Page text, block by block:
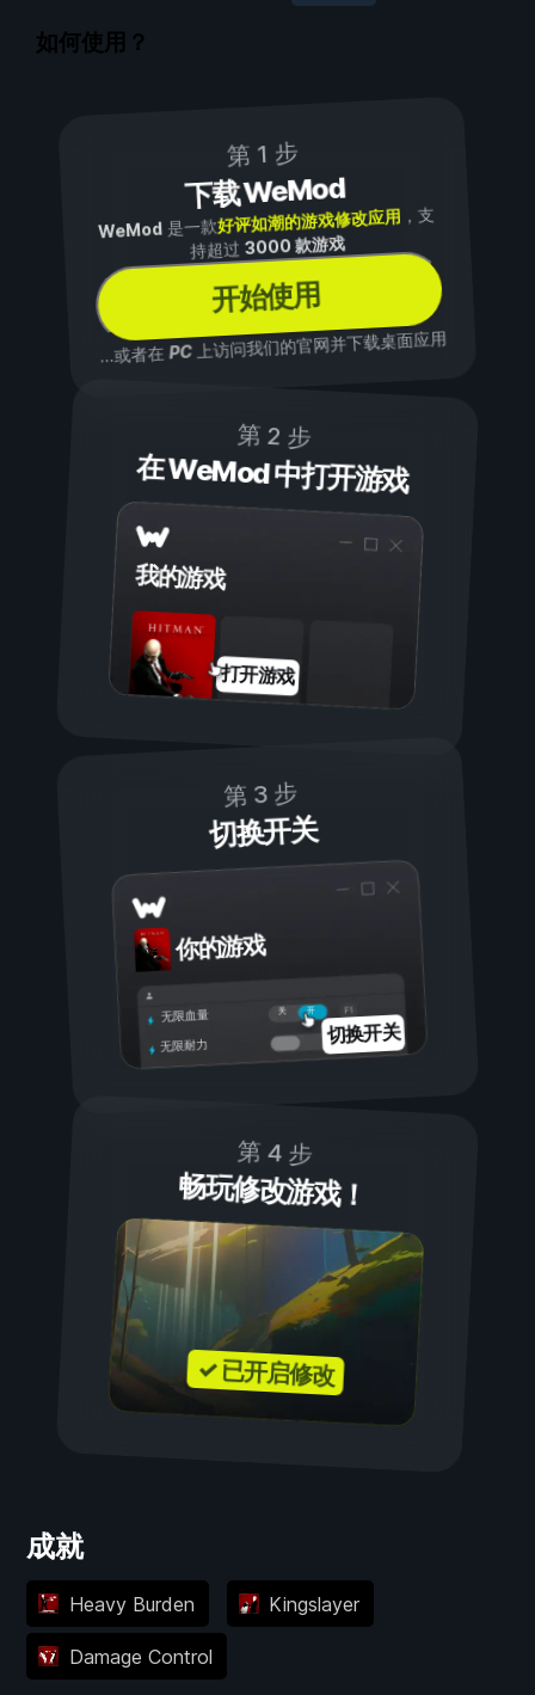
如何使用？
第 1 步
下载 WeMod
WeMod是一款好评如潮的游戏修改应用 ，支
持超过3000 款游戏
开始使用
...或者在PC上访问我们的官网并下载桌面应用
第 2 步
在 WeMod 中打开游戏
我的游戏
打开游戏
第 3 步
切换开关
你的游戏
开
关
无限血量
无限耐力
切换开关
第 4 步
畅玩修改游戏！
✓ 已开启修改
成就
Heavy Burden Kingslayer
Damage Control